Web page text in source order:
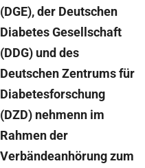
(DGE), der Deutschen
Diabetes Gesellschaft
(DDG) und des
Deutschen Zentrums für
Diabetesforschung
(DZD) nehmenn im
Rahmen der
Verbändeanhörung zum